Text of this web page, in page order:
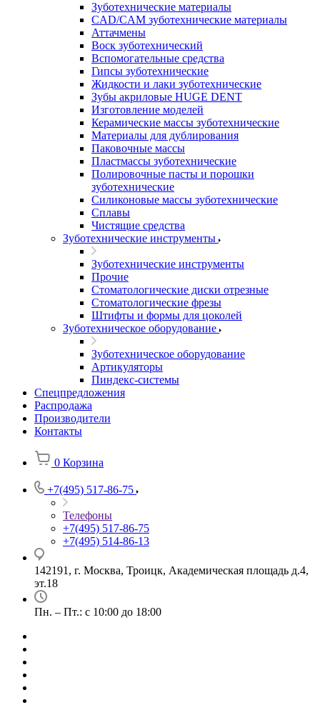
Зуботехнические материалы
CAD/CAM зуботехнические материалы
Аттачмены
Воск зуботехнический
Вспомогательные средства
Гипсы зуботехнические
Жидкости и лаки зуботехнические
Зубы акриловые HUGE DENT
Изготовление моделей
Керамические массы зуботехнические
Материалы для дублирования
Паковочные массы
Пластмассы зуботехнические
Полировочные пасты и порошки
зуботехнические
Силиконовые массы зуботехнические
Сплавы
Чистящие средства
Зуботехнические инструменты
Зуботехнические инструменты
Прочие
Стоматологические диски отрезные
Стоматологические фрезы
Штифты и формы для цоколей
Зуботехническое оборудование
Зуботехническое оборудование
Артикуляторы
Пиндекс-системы
Спецпредложения
Распродажа
Производители
Контакты
0 Корзина
+7(495) 517-86-75
Телефоны
+7(495) 517-86-75
+7(495) 514-86-13
142191, г. Москва, Троицк, Академическая площадь д.4,
эт.18
Пн. – Пт.: с 10:00 до 18:00